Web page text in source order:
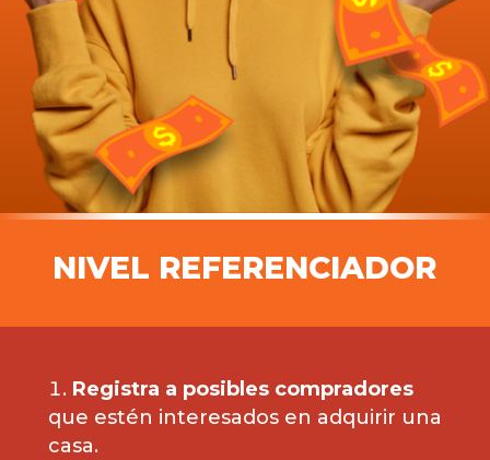
NIVEL REFERENCIADOR
Registra a posibles compradores
que estén interesados en adquirir una
casa.